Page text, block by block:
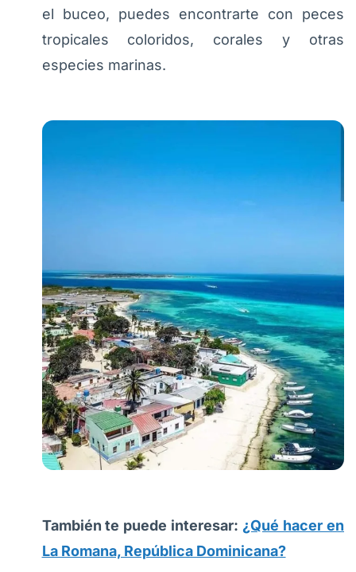
el buceo, puedes encontrarte con peces
tropicales coloridos, corales y otras
especies marinas.
También te puede interesar: ¿Qué hacer en
La Romana, República Dominicana?